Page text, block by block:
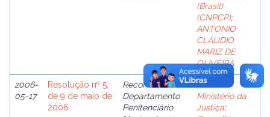
(Brasil)
(CNPCP);
ANTONIO
CLÁUDIO
MARIZ DE
OLIVEIRA
2006-
05-17
Resolução nº 5,
de 9 de maio de
2006
Recomenda ao
Departamento
Penitenciário
Brasil.
Ministério da
Justiça;